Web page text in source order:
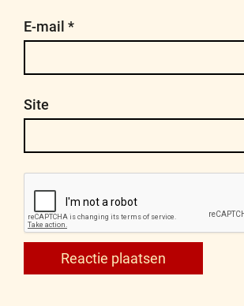
E-mail *
Site